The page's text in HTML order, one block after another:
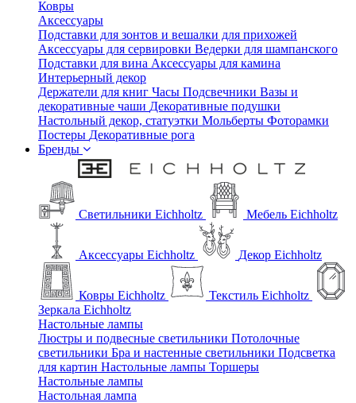
Ковры
Аксессуары
Подставки для зонтов и вешалки для прихожей
Аксессуары для сервировки Ведерки для шампанского
Подставки для вина Аксессуары для камина
Интерьерный декор
Держатели для книг Часы Подсвечники Вазы и
декоративные чаши Декоративные подушки
Настольный декор, статуэтки Мольберты Фоторамки
Постеры Декоративные рога
Бренды
Светильники Eichholtz Мебель Eichholtz
Аксессуары Eichholtz Декор Eichholtz
Ковры Eichholtz
Текстиль Eichholtz
Зеркала Eichholtz
Настольные лампы
Люстры и подвесные светильники Потолочные
светильники Бра и настенные светильники Подсветка
для картин Настольные лампы Торшеры
Настольные лампы
Настольная лампа